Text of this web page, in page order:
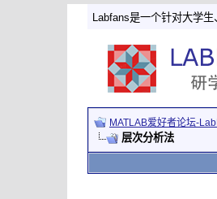
Labfans是一个针对大学生
MATLAB爱好者论坛-
层次分析法